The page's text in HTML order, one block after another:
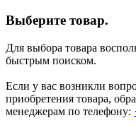
Выберите товар.
Для выбора товара
быстрым поиском.
Если у вас возникли
приобретения товара,
менеджерам по телефону: